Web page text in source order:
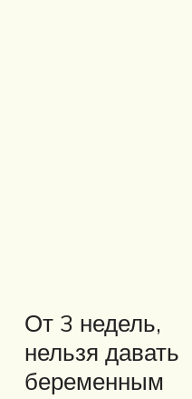
От 3 недель,
нельзя давать
беременным